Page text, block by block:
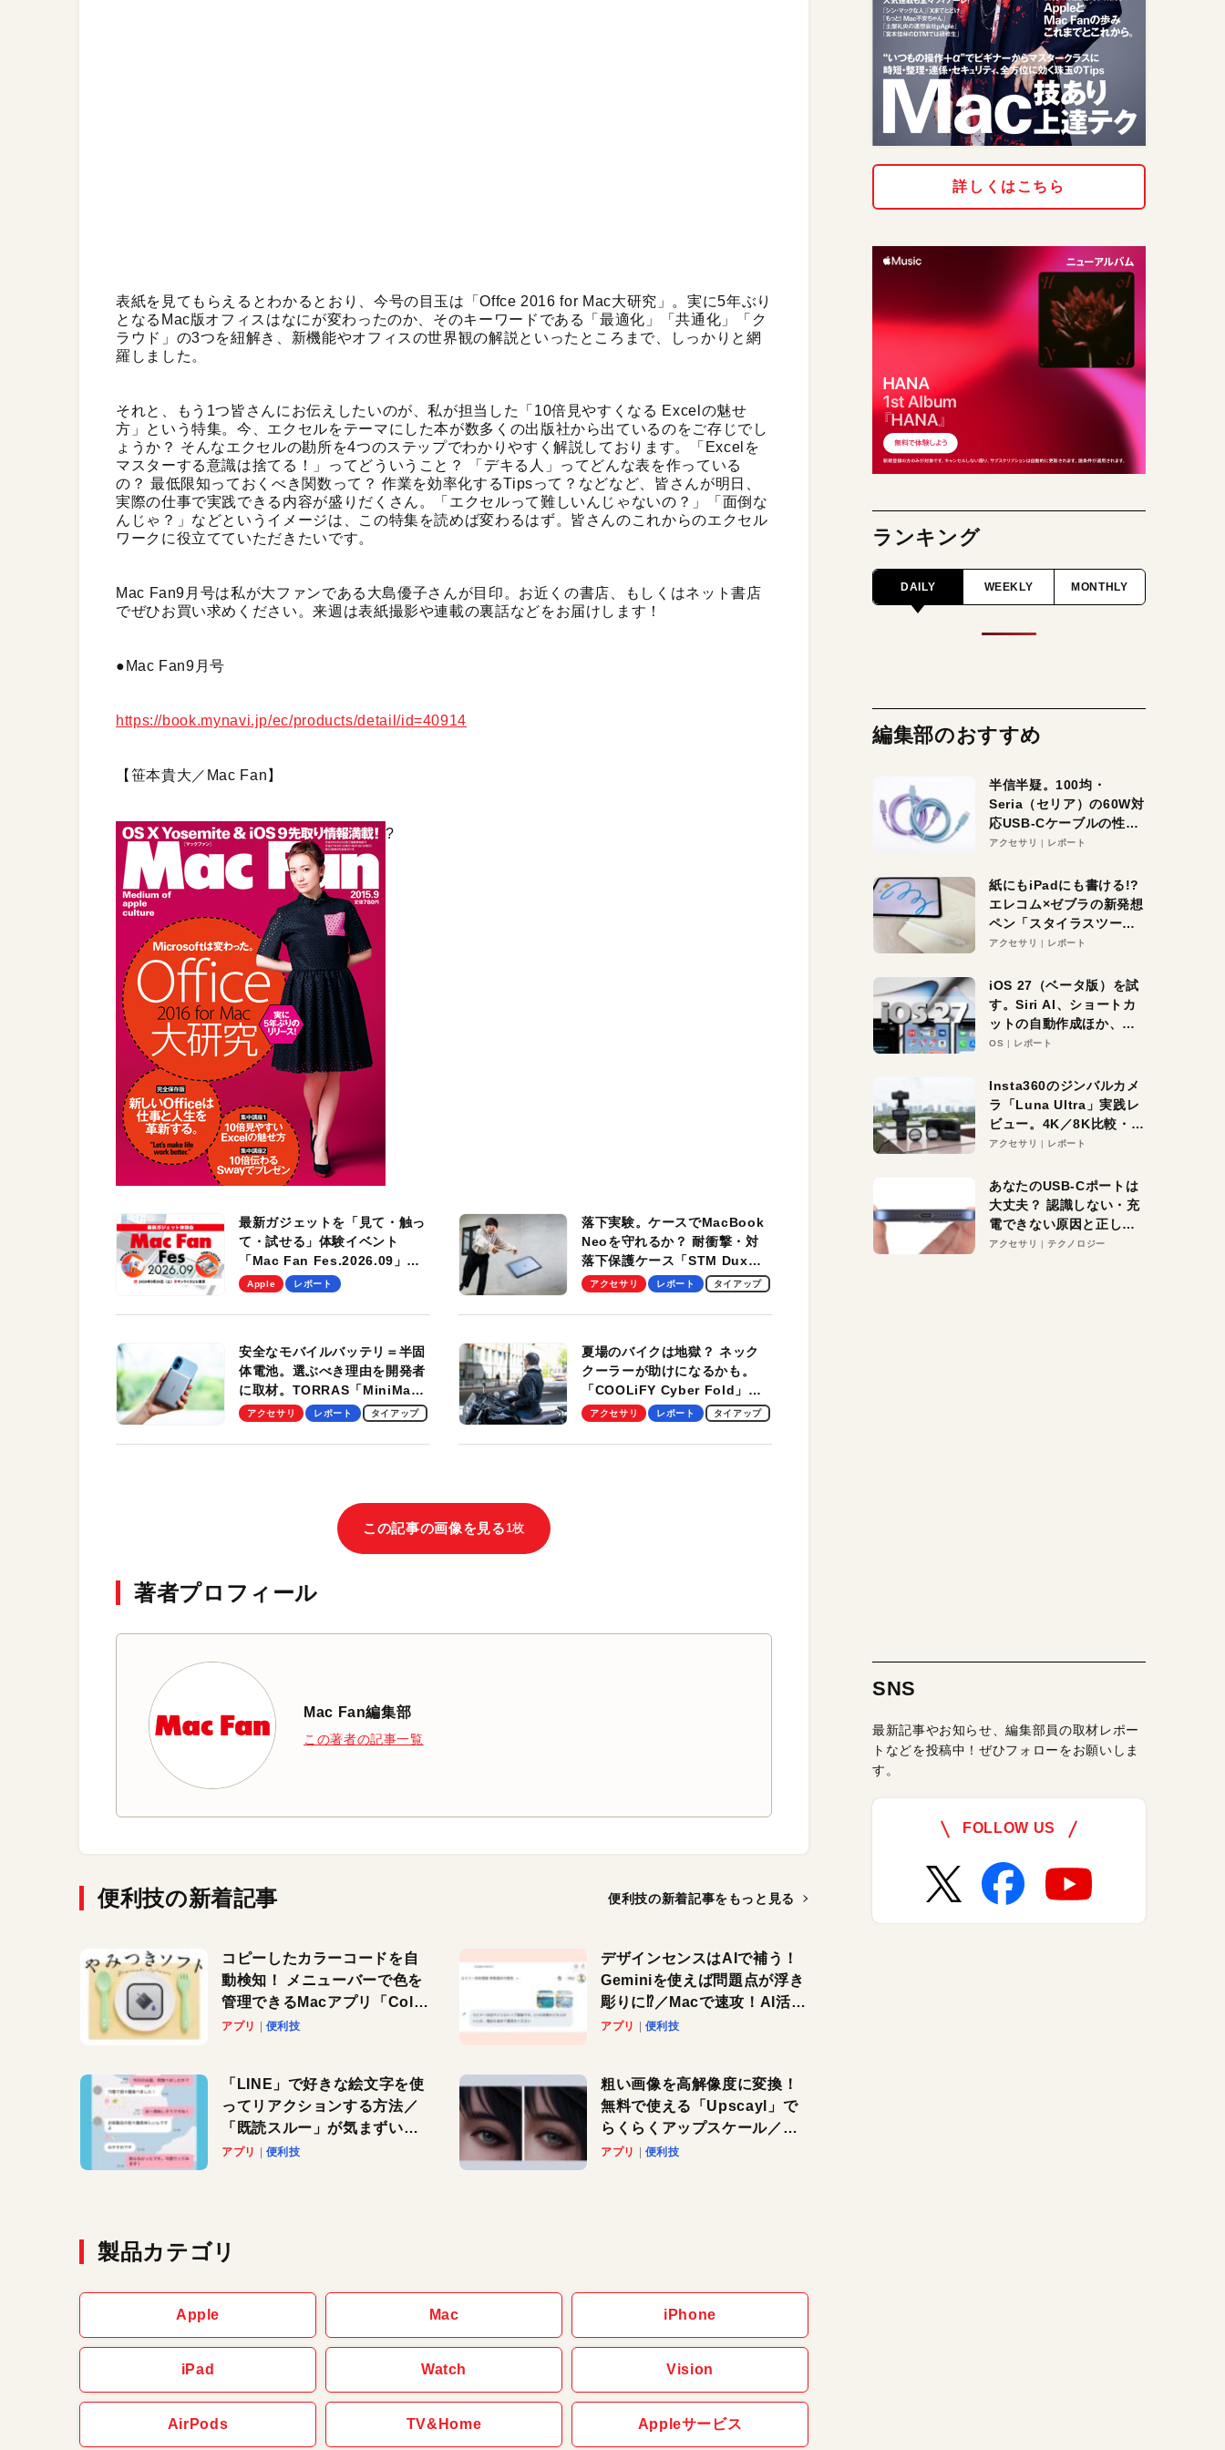
表紙を見てもらえるとわかるとおり、今号の目玉は「Offce 2016 for Mac大研究」。実に5年ぶり
となるMac版オフィスはなにが変わったのか、そのキーワードである「最適化」「共通化」「ク
ラウド」の3つを紐解き、新機能やオフィスの世界観の解説といったところまで、しっかりと網
羅しました。
それと、もう1つ皆さんにお伝えしたいのが、私が担当した「10倍見やすくなる Excelの魅せ
方」という特集。今、エクセルをテーマにした本が数多くの出版社から出ているのをご存じでし
ょうか？ そんなエクセルの勘所を4つのステップでわかりやすく解説しております。「Excelを
マスターする意識は捨てる！」ってどういうこと？ 「デキる人」ってどんな表を作っている
の？ 最低限知っておくべき関数って？ 作業を効率化するTipsって？などなど、皆さんが明日、
実際の仕事で実践できる内容が盛りだくさん。「エクセルって難しいんじゃないの？」「面倒な
んじゃ？」などというイメージは、この特集を読めば変わるはず。皆さんのこれからのエクセル
ワークに役立てていただきたいです。
Mac Fan9月号は私が大ファンである大島優子さんが目印。お近くの書店、もしくはネット書店
でぜひお買い求めください。来週は表紙撮影や連載の裏話などをお届けします！
●Mac Fan9月号
https://book.mynavi.jp/ec/products/detail/id=40914
【笹本貴大／Mac Fan】
?
最新ガジェットを「見て・触っ
て・試せる」体験イベント
「Mac Fan Fes.2026.09」
を、9月26日（土）に開催しま
Apple レポート
落下実験。ケースでMacBook
Neoを守れるか？ 耐衝撃・対
落下保護ケース「STM Dux
Ultra」を検証。学生、ビジネ
適！
アクセサリ レポート タイアップ
安全なモバイルバッテリ＝半固
体電池。選ぶべき理由を開発者
に取材。TORRAS「MiniMag
Pro」の実機レビューも
アクセサリ レポート タイアップ
夏場のバイクは地獄？ ネック
クーラーが助けになるかも。
「COOLiFY Cyber Fold」レ
ビュー。冷却の速さ、密着する
性がグッド！
アクセサリ レポート タイアップ
この記事の画像を見る1枚
著者プロフィール
Mac Fan編集部
この著者の記事一覧
便利技の新着記事 便利技の新着記事をもっと見る
コピーしたカラーコードを自
動検知！ メニューバーで色を
管理できるMacアプリ「Color
Copy Bucket」
アプリ 便利技
デザインセンスはAIで補う！
Geminiを使えば問題点が浮き
彫りに⁉︎／Macで速攻！AI活用
テク
アプリ 便利技
「LINE」で好きな絵文字を使
ってリアクションする方法／
「既読スルー」が気まずいと
きに便利です！
アプリ 便利技
粗い画像を高解像度に変換！
無料で使える「Upscayl」で
らくらくアップスケール／
Macで速攻！AI活用テク
アプリ 便利技
製品カテゴリ
Apple Mac iPhone
iPad Watch Vision
AirPods TV&Home Appleサービス
詳しくはこちら
ランキング
DAILY WEEKLY MONTHLY
編集部のおすすめ
半信半疑。100均・
Seria（セリア）の60W対
応USB-Cケーブルの性能
を検証。超コスパの1本を
アクセサリ レポート
紙にもiPadにも書ける!?
エレコム×ゼブラの新発想
ペン「スタイラスツーウ
ェイ」レビュー。持ち替
アクセサリ レポート
iOS 27（ベータ版）を試
す。Siri AI、ショートカ
ットの自動作成ほか、期
待大の便利機能5選。
る未来はすぐそこ！
OS レポート
Insta360のジンバルカメ
ラ「Luna Ultra」実践レ
ビュー。4K／8K比較・ズ
ーム・夜間撮影をチェッ
アクセサリ レポート
あなたのUSB-Cポートは
大丈夫？ 認識しない・充
電できない原因と正しい
対策
アクセサリ テクノロジー
SNS
最新記事やお知らせ、編集部員の取材レポー
トなどを投稿中！ぜひフォローをお願いしま
す。
FOLLOW US